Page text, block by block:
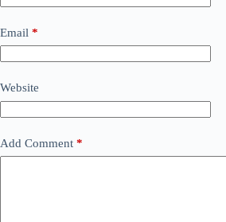
Email *
Website
Add Comment *